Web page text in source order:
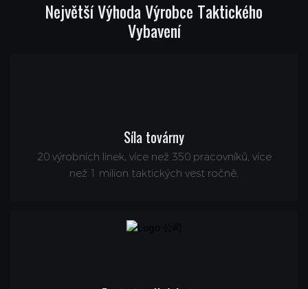
Největší Výhoda Výrobce Taktického
Vybavení
Síla továrny
20 výrobních linek, více než 350 pracovníků, více
než 1 milion taktických vest ročně.